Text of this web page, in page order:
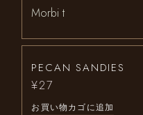
Morbi t
PECAN SANDIES
¥27
お買い物カゴに追加